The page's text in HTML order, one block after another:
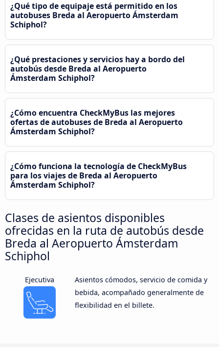
¿Qué tipo de equipaje está permitido en los
autobuses Breda al Aeropuerto Ámsterdam
Schiphol?
¿Qué prestaciones y servicios hay a bordo del
autobús desde Breda al Aeropuerto
Ámsterdam Schiphol?
¿Cómo encuentra CheckMyBus las mejores
ofertas de autobuses de Breda al Aeropuerto
Ámsterdam Schiphol?
¿Cómo funciona la tecnología de CheckMyBus
para los viajes de Breda al Aeropuerto
Ámsterdam Schiphol?
Clases de asientos disponibles
ofrecidas en la ruta de autobús desde
Breda al Aeropuerto Ámsterdam
Schiphol
Ejecutiva
Asientos cómodos, servicio de comida y
bebida, acompañado generalmente de
flexibilidad en el billete.